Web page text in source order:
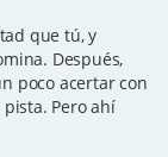
que tú, y
Después,
poco acertar con
Pero ahí